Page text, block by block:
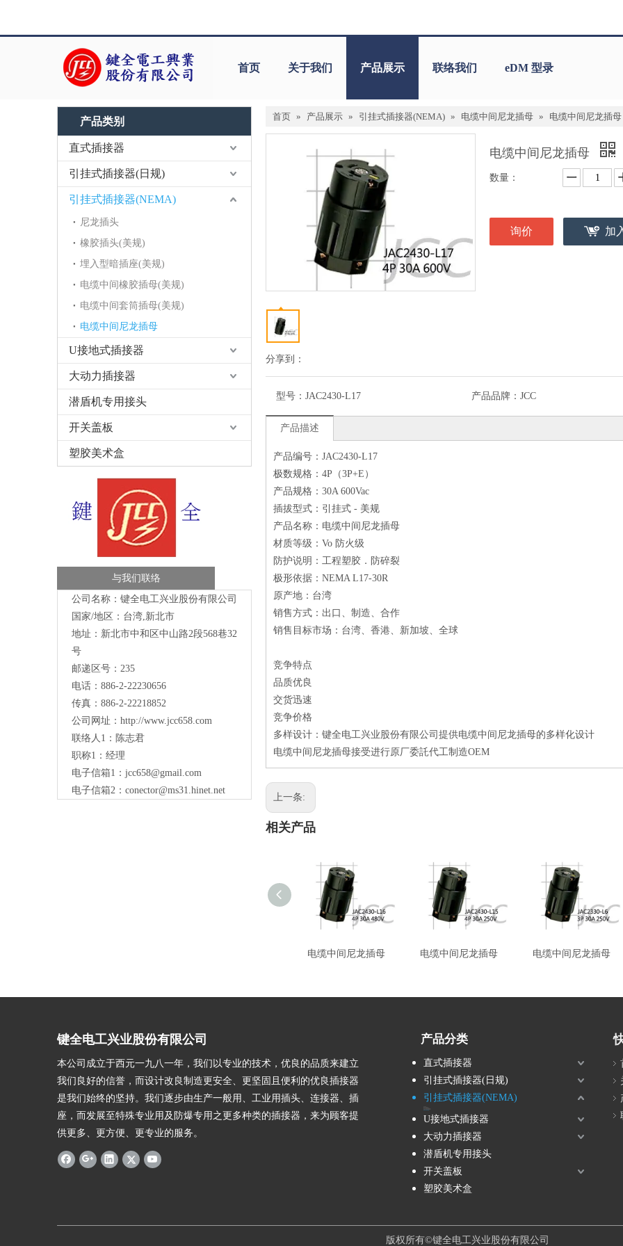
首页 关于我们 产品展示 联络我们 eDM 型录
产品类别
直式插接器
引挂式插接器(日规)
引挂式插接器(NEMA)
尼龙插头
橡胶插头(美规)
埋入型暗插座(美规)
电缆中间橡胶插母(美规)
电缆中间套筒插母(美规)
电缆中间尼龙插母
U接地式插接器
大动力插接器
潜盾机专用接头
开关盖板
塑胶美术盒
与我们联络
公司名称：键全电工兴业股份有限公司
国家/地区：台湾,新北市
地址：新北市中和区中山路2段568巷32
号
邮递区号：235
电话：886-2-22230656
传真：886-2-22218852
公司网址： http://www.jcc658.com
联络人1：陈志君
职称1： 经理
电子信箱1： jcc658@gmail.com
电子信箱2： conector@ms31.hinet.net
首页 » 产品展示 » 引挂式插接器(NEMA) » 电缆中间尼龙插母 » 电缆中间尼龙插母
分享到：
电缆中间尼龙插母
数量：
询价 加
型号： JAC2430-L17 产品品牌： JCC
产品描述
产品编号：JAC2430-L17
极数规格：4P（3P+E）
产品规格：30A 600Vac
插拔型式：引挂式 - 美规
产品名称：电缆中间尼龙插母
材质等级：Vo 防火级
防护说明：工程塑胶．防碎裂
极形依据：NEMA L17-30R
原产地：台湾
销售方式：出口、制造、合作
销售目标市场：台湾、香港、新加坡、全球
竞争特点
品质优良
交货迅速
竞争价格
多样设计：键全电工兴业股份有限公司提供电缆中间尼龙插母的多样化设计
电缆中间尼龙插母接受进行原厂委託代工制造OEM
上一条:
相关产品
电缆中间尼龙插母 电缆中间尼龙插母 电缆中间尼龙插母
键全电工兴业股份有限公司
本公司成立于西元一九八一年，我们以专业的技术，优良的品质来建立
我们良好的信誉，而设计改良制造更安全、更坚固且便利的优良插接器
是我们始终的坚持。我们逐步由生产一般用、工业用插头、连接器、插
座，而发展至特殊专业用及防爆专用之更多种类的插接器，来为顾客提
供更多、更方便、更专业的服务。
产品分类
直式插接器
引挂式插接器(日规)
引挂式插接器(NEMA)
U接地式插接器
大动力插接器
潜盾机专用接头
开关盖板
塑胶美术盒
版权所有©键全电工兴业股份有限公司